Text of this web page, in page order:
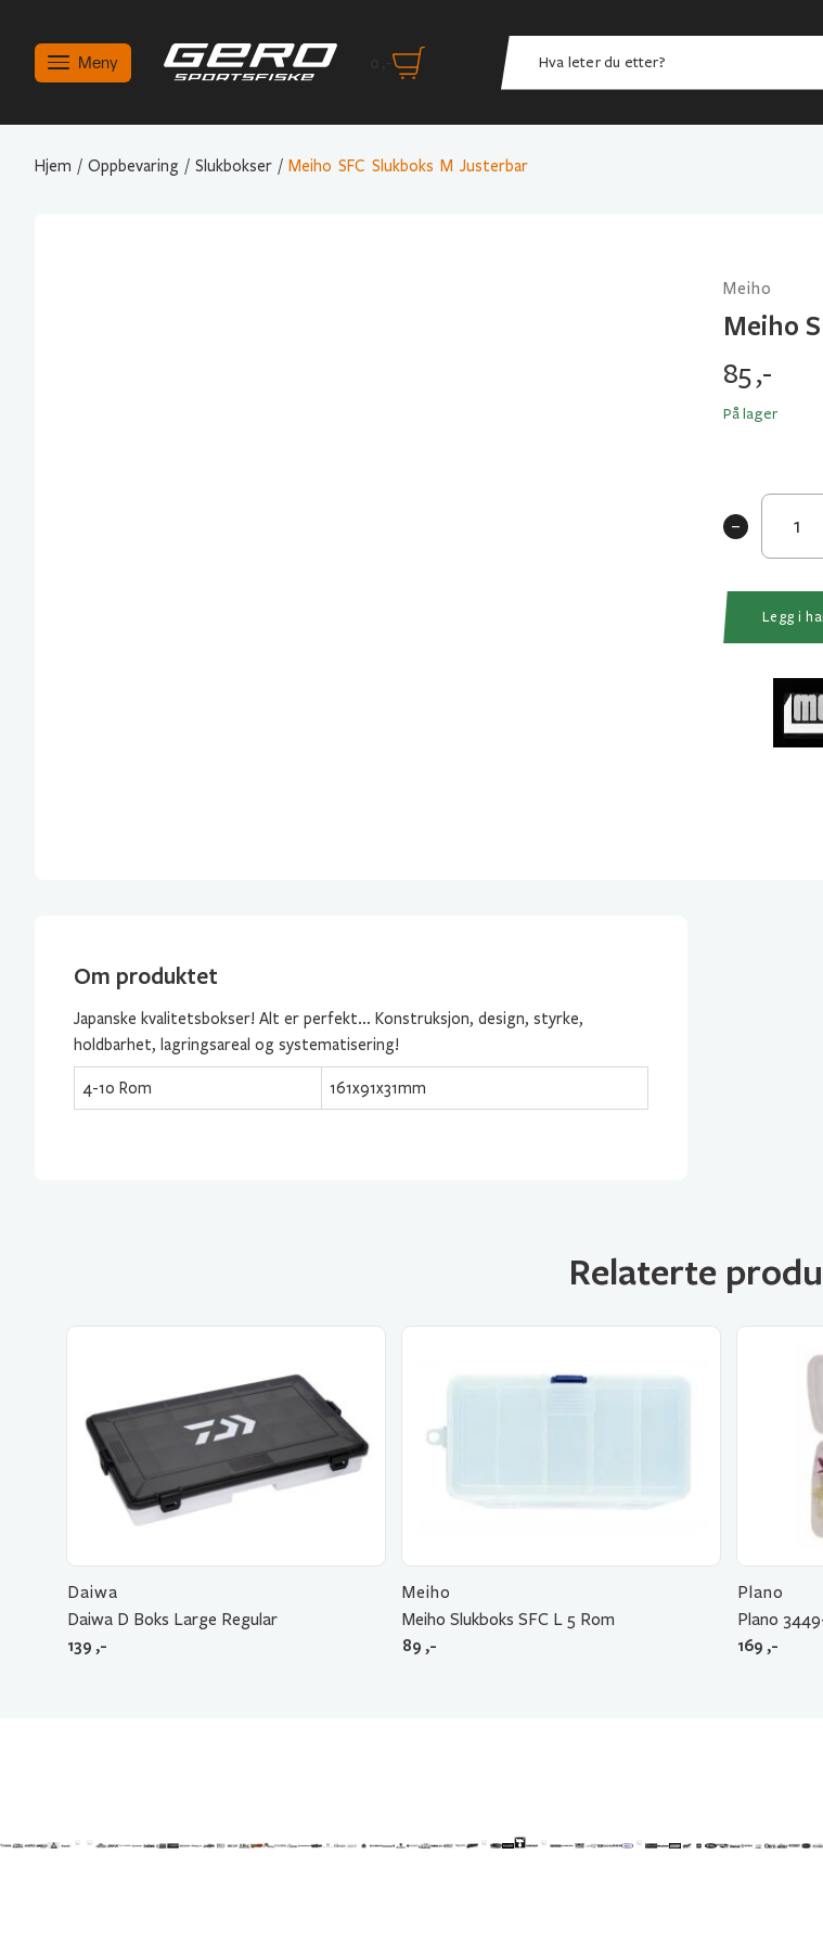
Meny
Hjem / Oppbevaring / Slukbokser / Meiho SFC Slukboks M Justerbar
Meiho
Meiho
85,-
På lager
Meiho
Slukboks
-
Legg i
Om produktet
Japanske kvalitetsbokser! Alt er perfekt… Konstruksjon, design, styrke,
holdbarhet, lagringsareal og systematisering!
4-10 Rom 161x91x31mm
Relaterte
Daiwa
Daiwa D Boks Large Regular
139 ,-
Meiho
Meiho Slukboks SFC L 5 Rom
89 ,-
Plano
Plano
169 ,-